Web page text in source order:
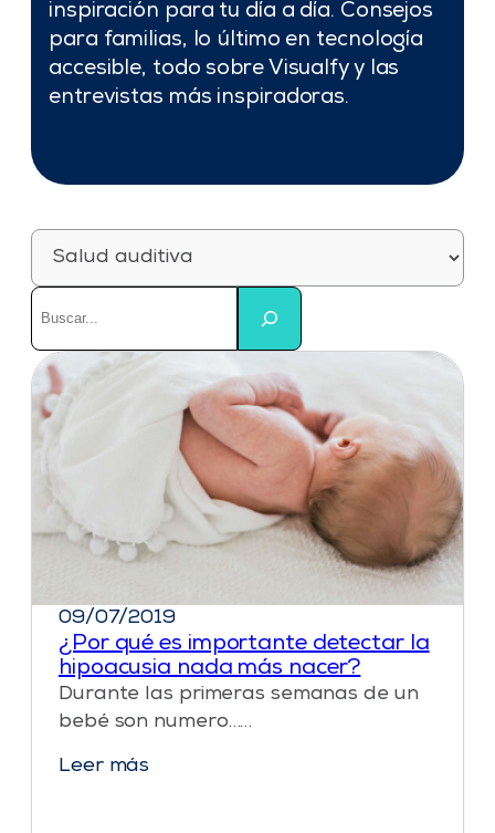
inspiración para tu día a día. Consejos
para familias, lo último en tecnología
accesible, todo sobre Visualfy y las
entrevistas más inspiradoras.
Categorías
Buscar
09/07/2019
¿Por qué es importante detectar la
hipoacusia nada más nacer?
Durante las primeras semanas de un
bebé son numero……
Leer más